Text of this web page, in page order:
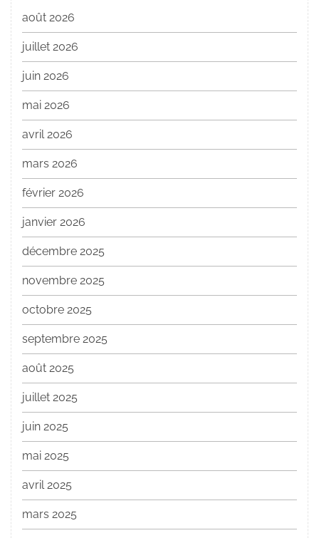
août 2026
juillet 2026
juin 2026
mai 2026
avril 2026
mars 2026
février 2026
janvier 2026
décembre 2025
novembre 2025
octobre 2025
septembre 2025
août 2025
juillet 2025
juin 2025
mai 2025
avril 2025
mars 2025